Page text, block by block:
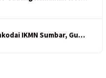
IKMN Sumbar, Gu…